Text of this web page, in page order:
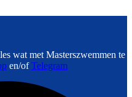
wat met Masterszwemmen te
en/ofTelegram